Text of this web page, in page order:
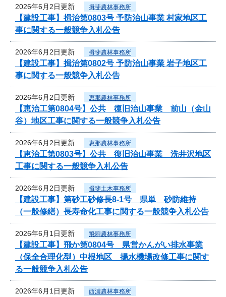
2026年6月2日更新 揖斐農林事務所
【建設工事】揖治第0803号 予防治山事業 村家地区工
事に関する一般競争入札公告
2026年6月2日更新 揖斐農林事務所
【建設工事】揖治第0802号 予防治山事業 岩子地区工
事に関する一般競争入札公告
2026年6月2日更新 恵那農林事務所
【恵治工第0804号】公共 復旧治山事業 前山（金山
谷）地区工事に関する一般競争入札公告
2026年6月2日更新 恵那農林事務所
【恵治工第0803号】公共 復旧治山事業 洗井沢地区
工事に関する一般競争入札公告
2026年6月2日更新 揖斐土木事務所
【建設工事】第砂工砂修長8-1号 県単 砂防維持
（一般修繕）長寿命化工事に関する一般競争入札公告
2026年6月1日更新 飛騨農林事務所
【建設工事】飛か第0804号 県営かんがい排水事業
（保全合理化型）中根地区 揚水機場改修工事に関す
る一般競争入札公告
2026年6月1日更新 西濃農林事務所